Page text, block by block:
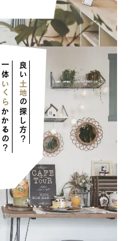
一体
いくら
かかるの？
良い
土地
の探し方？